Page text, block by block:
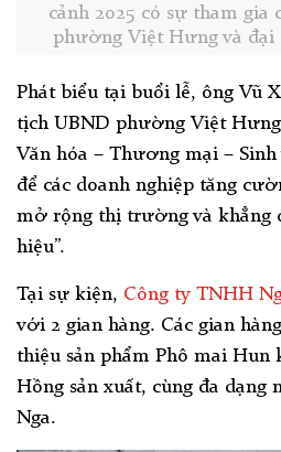
cảnh 2025 có sự tham gia
phường Việt Hưng và đại
Phát biểu tại buổi lễ, ông Vũ
tịch UBND phường Việt Hưng
Văn hóa – Thương mại –
để các doanh nghiệp tăng
mở rộng thị trường và khẳng
hiệu”.
Tại sự kiện, Công ty TNHH
với 2 gian hàng. Các gian
thiệu sản phẩm Phô mai Hun
Hồng sản xuất, cùng đa dạng
Nga.